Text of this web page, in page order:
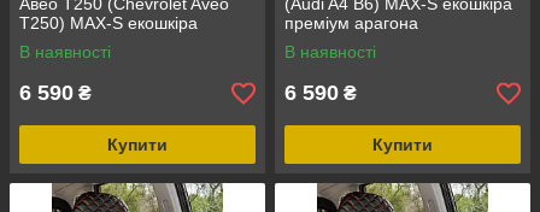
Т250) MAX-S екошкіра
преміум арагона
В наявності
6 590 ₴
Купити
преміум арагона
В наявності
6 590 ₴
Купити